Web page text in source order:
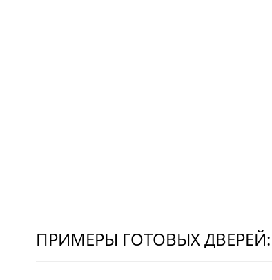
ПРИМЕРЫ ГОТОВЫХ ДВЕРЕЙ: